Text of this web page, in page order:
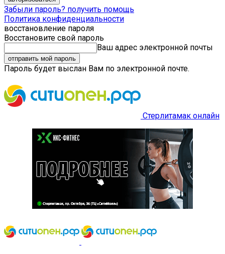
Забыли пароль? получить помощь
Политика конфиденциальности
восстановление пароля
Восстановите свой пароль
Ваш адрес электронной почты
Пароль будет выслан Вам по электронной почте.
Стерлитамак онлайн